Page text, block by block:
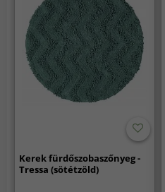
Kerek fürdőszobaszőnyeg -
Tressa (sötétzöld)